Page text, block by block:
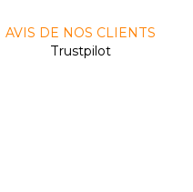
AVIS DE NOS CLIENTS
Trustpilot